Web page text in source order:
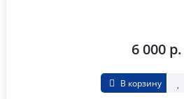
6 000 р.
В корзину